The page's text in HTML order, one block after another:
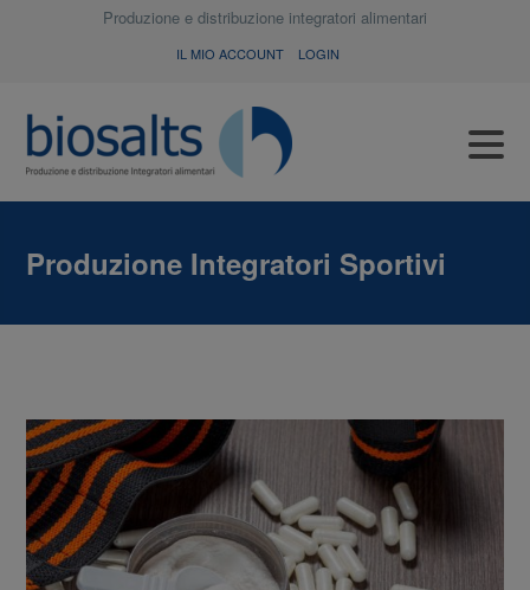
Produzione e distribuzione integratori alimentari
IL MIO ACCOUNT LOGIN
Produzione Integratori Sportivi